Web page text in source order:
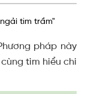
tìm trầm"
pháp này
tìm hiểu chi